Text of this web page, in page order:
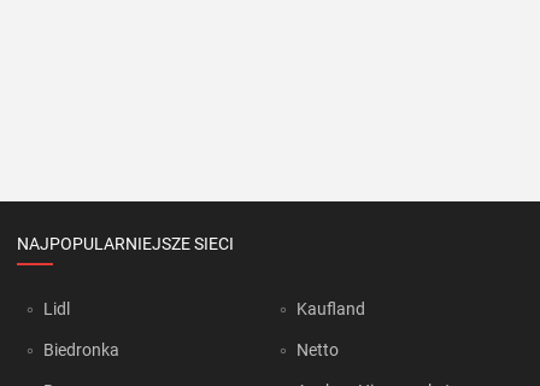
NAJPOPULARNIEJSZE SIECI
Lidl
Biedronka
Kaufland
Netto